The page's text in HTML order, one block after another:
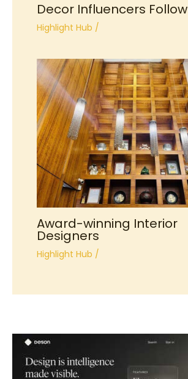
Decor Influencers Follow
Highlight Hub /
Award-winning Interior
Designers
Highlight Hub /